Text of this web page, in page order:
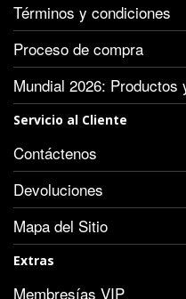
Términos y condiciones
Proceso de compra
Mundial 2026:
Servicio al Cliente
Contáctenos
Devoluciones
Mapa del Sitio
Extras
Membresías VIP